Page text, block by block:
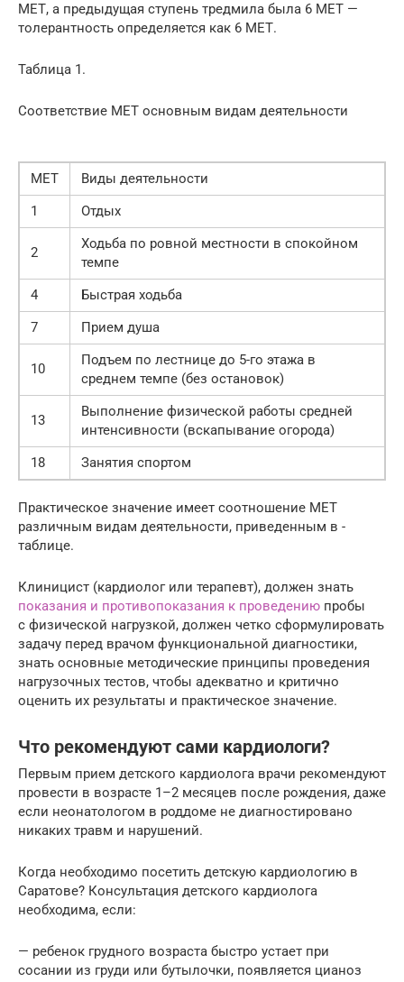
МЕТ, а предыдущая ступень тредмила была 6 МЕТ —
толерантность определяется как 6 ­МЕТ.
Таблица 1.
Соответствие МЕТ основным видам деятельности
МЕТ
Виды деятельности
1
Отдых
2
Ходьба по ровной местности в спокойном
темпе
4
Быстрая ходьба
7
Прием душа
10
Подъем по лестнице до 5-го этажа в
среднем темпе (без остановок)
13
Выполнение физической работы средней
интенсивности (вскапывание огорода)
18
Занятия спортом
Практическое значение имеет соотношение МЕТ
различным видам деятельности, приведенным в ­
таблице.
Клиницист (кардиолог или терапевт), должен знать
показания и противопоказания к проведению пробы
с физической нагрузкой, должен четко сформулировать
задачу перед врачом функциональной диагностики,
знать основные методические принципы проведения
нагрузочных тестов, чтобы адекватно и критично
оценить их результаты и практическое ­значение.
Что рекомендуют сами кардиологи?
Первым прием детского кардиолога врачи рекомендуют
провести в возрасте 1–2 месяцев после рождения, даже
если неонатологом в роддоме не диагностировано
никаких травм и нарушений.
Когда необходимо посетить детскую кардиологию в
Саратове? Консультация детского кардиолога
необходима, если:
— ребенок грудного возраста быстро устает при
сосании из груди или бутылочки, появляется цианоз